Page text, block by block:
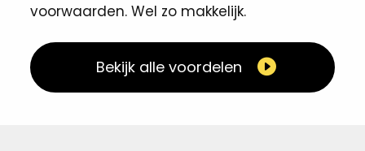
voorwaarden. Wel zo makkelijk. ​
Bekijk alle voordelen